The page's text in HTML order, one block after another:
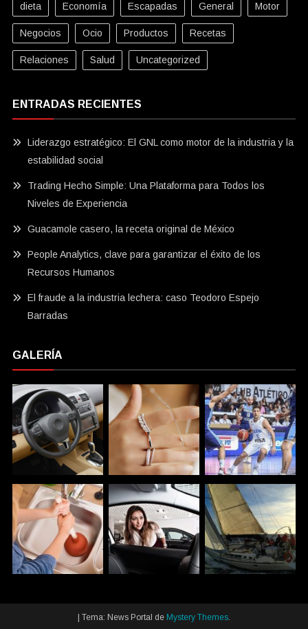
dieta Economía Escapadas General Motor
Negocios Ocio Productos Recetas
Relaciones Salud Uncategorized
ENTRADAS RECIENTES
Liderazgo estratégico: El GNL como motor de la industria y la
estabilidad social
Trading Hecho Simple: Una Plataforma para Todos los
Niveles de Experiencia
Guacamole casero, la receta original de México
People Analytics, clave para garantizar el éxito de los
Recursos Humanos
El fraude a la industria lechera: caso Teodoro Espejo
Barradas
GALERÍA
| Tema: News Portal de Mystery Themes.